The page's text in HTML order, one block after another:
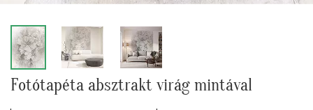
Fotótapéta absztrakt virág mintával